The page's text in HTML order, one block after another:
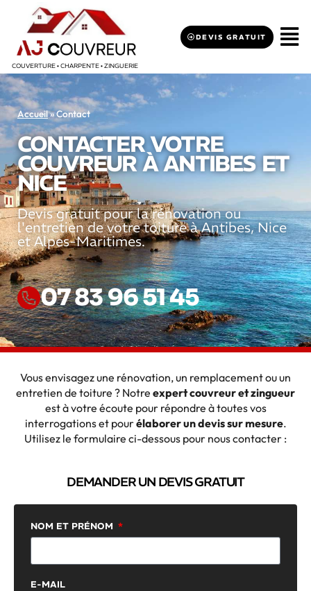
COUVERTURE • CHARPENTE • ZINGUERIE
DEVIS GRATUIT
Accueil»Contact
CONTACTER VOTRE
COUVREUR À ANTIBES ET
NICE
Devis gratuit pour la rénovation ou
l'entretien de votre toiture à Antibes, Nice
et Alpes-Maritimes.
07 83 96 51 45
Vous envisagez une rénovation, un remplacement ou un
entretien de toiture ? Notre expert couvreur et zingueur
est à votre écoute pour répondre à toutes vos
interrogations et pourélaborer un devis sur mesure.
Utilisez le formulaire ci-dessous pour nous contacter :
DEMANDER UN DEVIS GRATUIT
NOM ET PRÉNOM
E-MAIL